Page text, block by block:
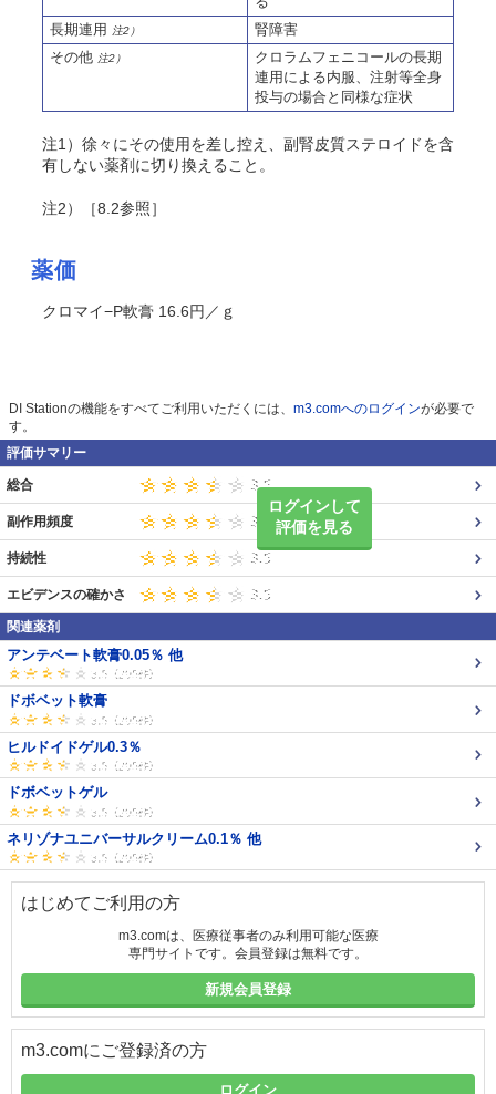
長期連用
注2）
腎障害
その他 注2）
クロラムフェニコールの長期
連用による内服、注射等全身
投与の場合と同様な症状
注1）徐々にその使用を差し控え、副腎皮質ステロイドを含
有しない薬剤に切り換えること。
注2）［8.2参照］
薬価
クロマイ−P軟膏 16.6円／ｇ
DI Stationの機能をすべてご利用いただくには、 m3.comへのログインが必要で
す。
評価サマリー
ログインして
評価を見る
総合
副作用頻度
持続性
エビデンスの確かさ
関連薬剤
アンテベート軟膏0.05％ 他
ドボベット軟膏
ヒルドイドゲル0.3％
ドボベットゲル
ネリゾナユニバーサルクリーム0.1％ 他
はじめてご利用の方
m3.comは、医療従事者のみ利用可能な医療
専門サイトです。会員登録は無料です。
新規会員登録
m3.comにご登録済の方
ログイン